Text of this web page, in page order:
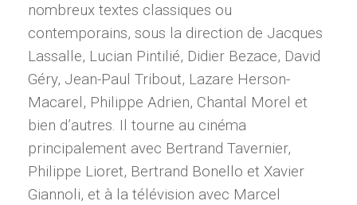
nombreux textes classiques ou
contemporains, sous la direction de Jacques
Lassalle, Lucian Pintilié, Didier Bezace, David
Géry, Jean-Paul Tribout, Lazare Herson-
Macarel, Philippe Adrien, Chantal Morel et
bien d’autres. Il tourne au cinéma
principalement avec Bertrand Tavernier,
Philippe Lioret, Bertrand Bonello et Xavier
Giannoli, et à la télévision avec Marcel